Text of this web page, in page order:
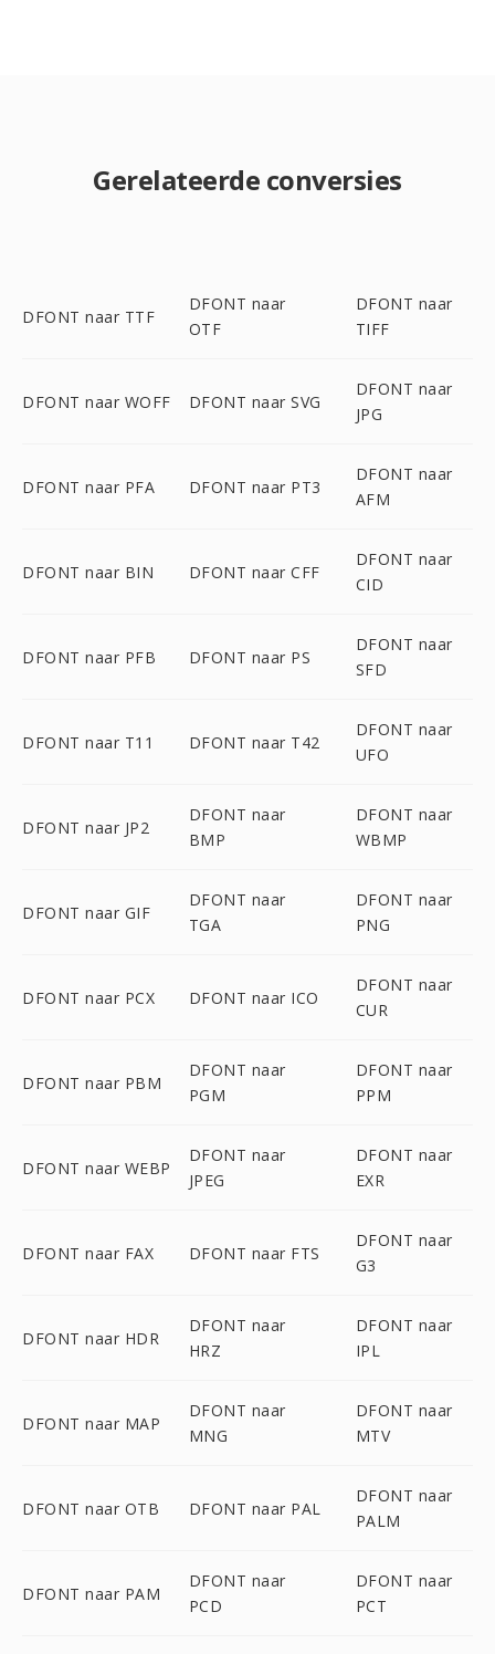
Gerelateerde conversies
DFONT naar TTF
DFONT naar
OTF
DFONT naar
TIFF
DFONT naar WOFF DFONT naar SVG
DFONT naar
JPG
DFONT naar PFA DFONT naar PT3
DFONT naar
AFM
DFONT naar BIN DFONT naar CFF
DFONT naar
CID
DFONT naar PFB DFONT naar PS
DFONT naar
SFD
DFONT naar T11 DFONT naar T42
DFONT naar
UFO
DFONT naar JP2
DFONT naar
BMP
DFONT naar
WBMP
DFONT naar GIF
DFONT naar
TGA
DFONT naar
PNG
DFONT naar PCX DFONT naar ICO
DFONT naar
CUR
DFONT naar PBM
DFONT naar
PGM
DFONT naar
PPM
DFONT naar WEBP
DFONT naar
JPEG
DFONT naar
EXR
DFONT naar FAX DFONT naar FTS
DFONT naar
G3
DFONT naar HDR
DFONT naar
HRZ
DFONT naar
IPL
DFONT naar MAP
DFONT naar
MNG
DFONT naar
MTV
DFONT naar OTB DFONT naar PAL
DFONT naar
PALM
DFONT naar PAM
DFONT naar
PCD
DFONT naar
PCT